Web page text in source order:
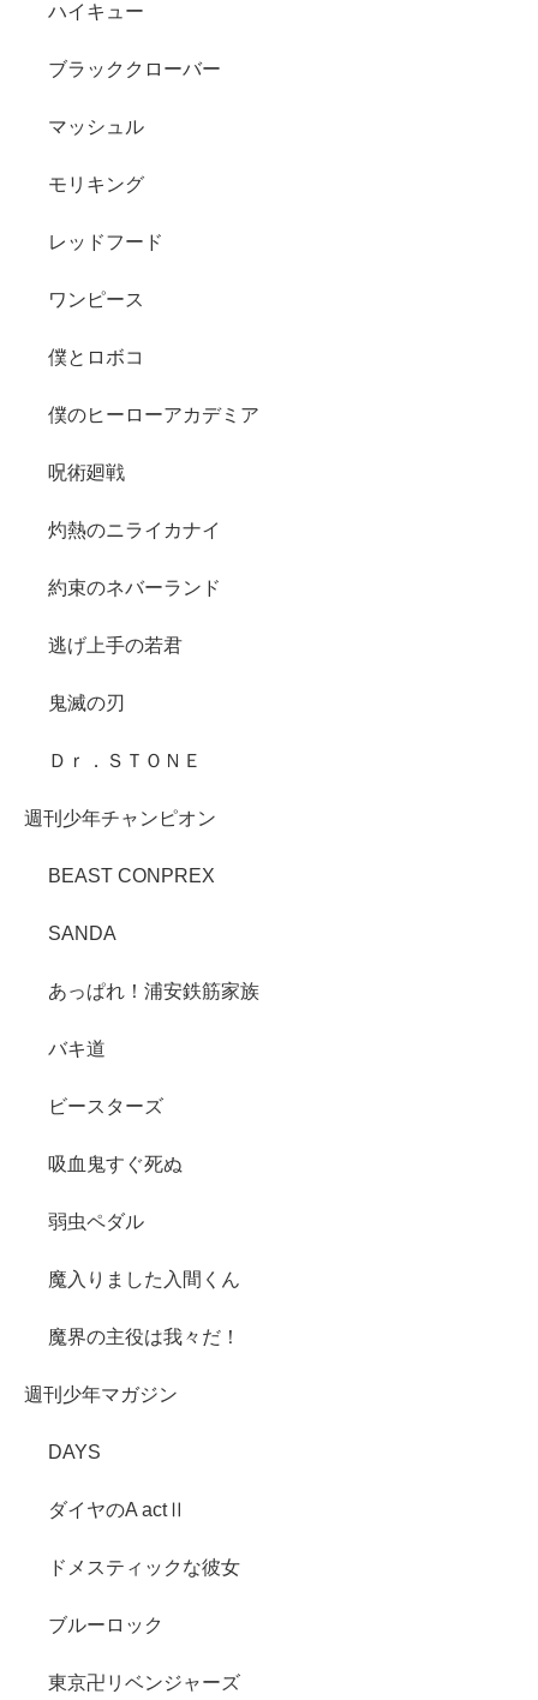
ハイキュー
ブラッククローバー
マッシュル
モリキング
レッドフード
ワンピース
僕とロボコ
僕のヒーローアカデミア
呪術廻戦
灼熱のニライカナイ
約束のネバーランド
逃げ上手の若君
鬼滅の刃
Ｄｒ．ＳＴＯＮＥ
週刊少年チャンピオン
BEAST CONPREX
SANDA
あっぱれ！浦安鉄筋家族
バキ道
ビースターズ
吸血鬼すぐ死ぬ
弱虫ペダル
魔入りました入間くん
魔界の主役は我々だ！
週刊少年マガジン
DAYS
ダイヤのA actⅡ
ドメスティックな彼女
ブルーロック
東京卍リベンジャーズ